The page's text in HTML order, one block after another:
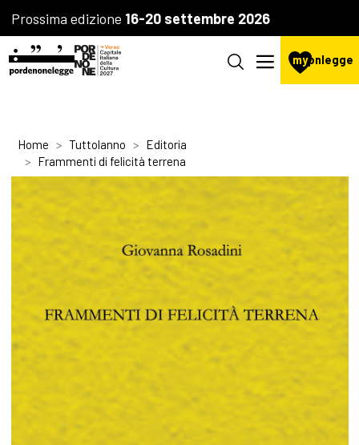
Prossima edizione 16-20 settembre 2026
mypnlegge
Home Tuttolanno
Editoria
Frammenti di felicità terrena